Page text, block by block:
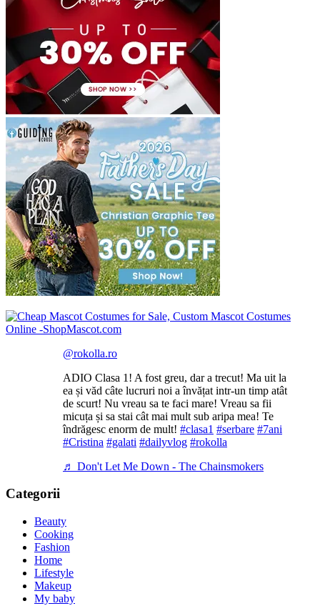
@rokolla.ro
ADIO Clasa 1! A fost greu, dar a trecut! Ma uit la
ea și văd câte lucruri noi a învățat intr-un timp atât
de scurt! Nu vreau sa te faci mare! Vreau sa fii
micuța și sa stai cât mai mult sub aripa mea! Te
îndrăgesc enorm de mult! #clasa1 #serbare #7ani
#Cristina #galati #dailyvlog #rokolla
♬ Don't Let Me Down - The Chainsmokers
Categorii
Beauty
Cooking
Fashion
Home
Lifestyle
Makeup
My baby